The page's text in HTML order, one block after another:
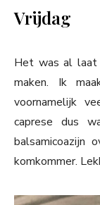
Vrijdag
Het was al
maken. Ik
voornamelijk
caprese dus
balsamicoazijn
komkommer.